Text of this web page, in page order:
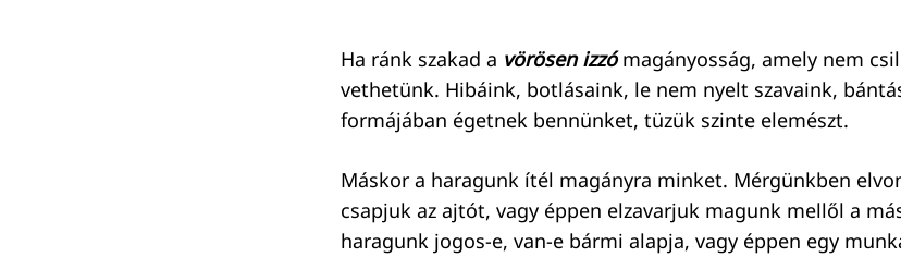
Ha ránk szakad a vörösen izzómagányosság, amely nem
vethetünk. Hibáink, botlásaink, le nem nyelt szavaink,
formájában égetnek bennünket, tüzük szinte elemészt.
Máskor a haragunk ítél magányra minket. Mérgünkben
csapjuk az ajtót, vagy éppen elzavarjuk magunk mellől a
haragunk jogos-e, van-e bármi alapja, vagy éppen egy